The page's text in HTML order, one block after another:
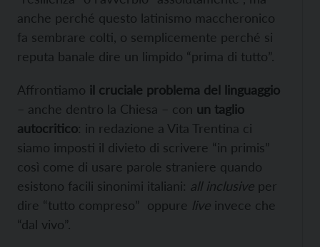
anche perché questo latinismo maccheronico
fa sembrare colti, o semplicemente perché si
reputa banale dire un limpido “prima di tutto”.
Affrontiamo il cruciale problema del linguaggio
– anche dentro la Chiesa – con un taglio
autocritico: in redazione a Vita Trentina ci
siamo imposti il divieto di scrivere “in primis”
così come di usare parole straniere quando
esistono facili sinonimi italiani: all inclusive per
dire “tutto compreso” oppure live invece che
“dal vivo”.